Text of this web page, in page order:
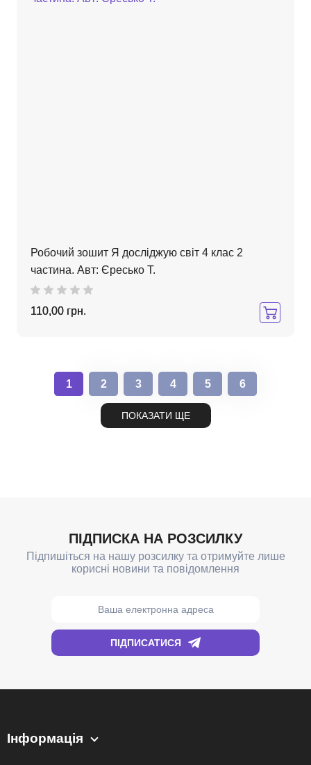
Робочий зошит Я досліджую світ 4 клас 2
частина. Авт: Єресько Т.
110,00 грн.
1 2 3 4 5 6
Інформація